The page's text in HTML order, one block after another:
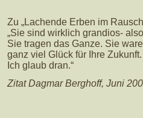
Zu „Lachende Erben im
„Sie sind wirklich grandios-
Sie tragen das Ganze. Sie
ganz viel Glück für Ihre
Ich glaub dran.“
Zitat Dagmar Berghoff, Juni